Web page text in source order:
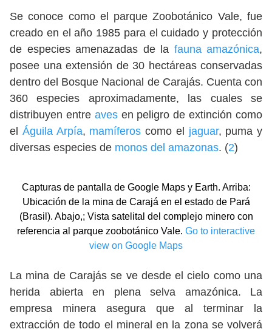
Se conoce como el parque Zoobotánico Vale, fue
creado en el año 1985 para el cuidado y protección
de especies amenazadas de la fauna amazónica,
posee una extensión de 30 hectáreas conservadas
dentro del Bosque Nacional de Carajás. Cuenta con
360 especies aproximadamente, las cuales se
distribuyen entre aves en peligro de extinción como
el Águila Arpía, mamíferos como el jaguar, puma y
diversas especies de monos del amazonas. (2)
Capturas de pantalla de Google Maps y Earth. Arriba:
Ubicación de la mina de Carajá en el estado de Pará
(Brasil). Abajo,; Vista satelital del complejo minero con
referencia al parque zoobotánico Vale. Go to interactive
view on Google Maps
La mina de Carajás se ve desde el cielo como una
herida abierta en plena selva amazónica. La
empresa minera asegura que al terminar la
extracción de todo el mineral en la zona se volverá